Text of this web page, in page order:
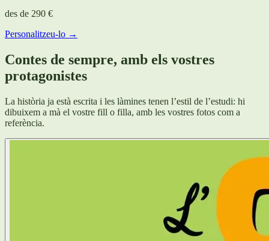
des de 290 €
Personalitzeu-lo →
Contes de sempre, amb els vostres
protagonistes
La història ja està escrita i les làmines tenen l’estil de l’estudi: hi
dibuixem a mà el vostre fill o filla, amb les vostres fotos com a
referència.